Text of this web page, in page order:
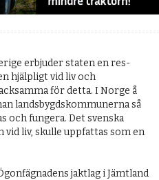
erbjuder staten en res­
hjälpligt vid liv och
för detta. I Norge å
landsbygdskommunerna så
och fungera. Det svenska
vid liv, skulle uppfattas som en
jaktlag i Jämtland